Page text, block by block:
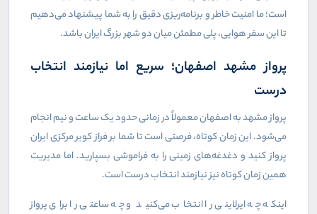
است؛ ما امنیت خاطر و برنامه‌ریزی دقیق را به شما پیشنهاد می‌دهیم
تا این سفر هوایی، پلی مطمئن میان دو شهر بزرگ ایران باشد.
پرواز مشهد اصفهان؛ سریع اما نیازمند انتخاب
درست
پرواز مشهد به اصفهان معمولاً در زمانی حدود یک ساعت و نیم انجام
می‌شود. این زمان کوتاه، فرصتی است تا شما بر فراز کویر مرکزی ایران
پرواز کنید و دغدغه‌های زمینی را به فراموشی بسپارید. اما مدیریت
همین زمان کوتاه نیز نیازمند انتخاب درست است.
اینکه چه ایرلاینی را انتخاب می‌کنید و چه ساعتی را برای پرواز